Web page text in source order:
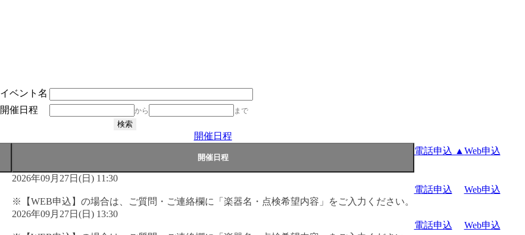
イベント名
開催日程
から まで
開催日程
電話申込 ▲ Web申込
2026年09月27日(日) 11:30
※【WEB申込】の場合は、ご質問・ご連絡欄に「楽器名・点検希望内容」をご入力ください。
電話申込 Web申込
2026年09月27日(日) 13:30
電話申込 Web申込